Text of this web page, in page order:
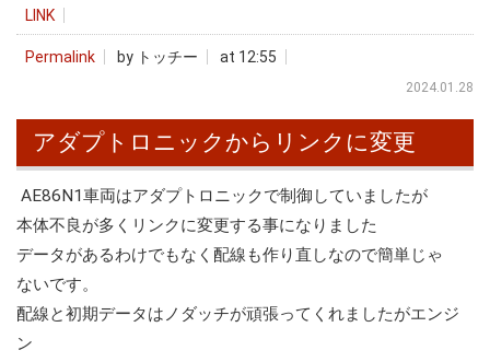
LINK
Permalink by トッチー at 12:55
2024.01.28
アダプトロニックからリンクに変更
AE86N1車両はアダプトロニックで制御していましたが
本体不良が多くリンクに変更する事になりました
データがあるわけでもなく配線も作り直しなので簡単じゃ
ないです。
配線と初期データはノダッチが頑張ってくれましたがエンジ
ン